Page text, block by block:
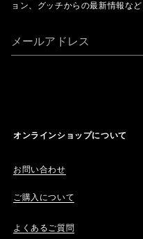
ョン、グッチからの最新情報な
メールアドレス
オンラインショップについて
お問い合わせ
ご購入について
よくあるご質問